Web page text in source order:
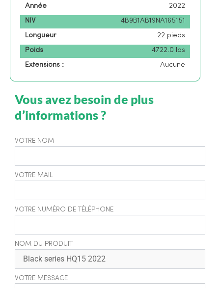
Année
2022
NIV
4B9B1AB19NA165151
Longueur
22 pieds
Poids
4722.0 lbs
Extensions :
Aucune
Vous avez besoin de plus
d’informations ?
VOTRE NOM
VOTRE MAIL
VOTRE NUMÉRO DE TÉLÉPHONE
NOM DU PRODUIT
VOTRE MESSAGE